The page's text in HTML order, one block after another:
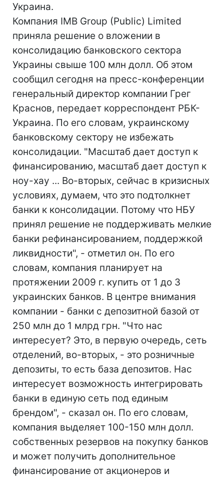
Украина.
Компания IMB Group (Public) Limited
приняла решение о вложении в
консолидацию банковского сектора
Украины свыше 100 млн долл. Об этом
сообщил сегодня на пресс-конференции
генеральный директор компании Грег
Краснов, передает корреспондент РБК-
Украина. По его словам, украинскому
банковскому сектору не избежать
консолидации. "Масштаб дает доступ к
финансированию, масштаб дает доступ к
ноу-хау ... Во-вторых, сейчас в кризисных
условиях, думаем, что это подтолкнет
банки к консолидации. Потому что НБУ
принял решение не поддерживать мелкие
банки рефинансированием, поддержкой
ликвидности", - отметил он. По его
словам, компания планирует на
протяжении 2009 г. купить от 1 до 3
украинских банков. В центре внимания
компании - банки с депозитной базой от
250 млн до 1 млрд грн. "Что нас
интересует? Это, в первую очередь, сеть
отделений, во-вторых, - это розничные
депозиты, то есть база депозитов. Нас
интересует возможность интегрировать
банки в единую сеть под единым
брендом", - сказал он. По его словам,
компания выделяет 100-150 млн долл.
собственных резервов на покупку банков
и может получить дополнительное
финансирование от акционеров и